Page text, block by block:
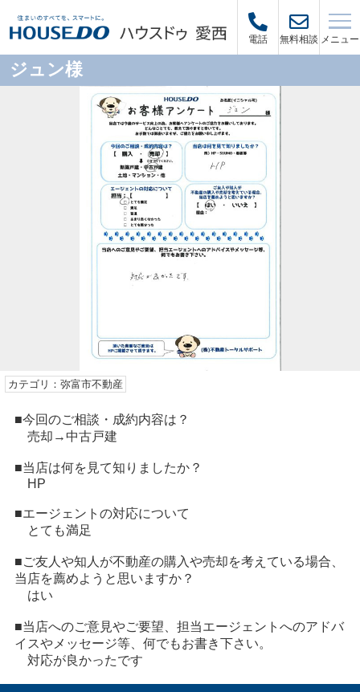
電話 無料相談 メニュー
ジュン様
カテゴリ：弥富市不動産
■今回のご相談・成約内容は？
売却→中古戸建
■当店は何を見て知りましたか？
HP
■エージェントの対応について
とても満足
■ご友人や知人が不動産の購入や売却を考えている場合、
当店を薦めようと思いますか？
はい
■当店へのご意見やご要望、担当エージェントへのアドバ
イスやメッセージ等、何でもお書き下さい。
対応が良かったです